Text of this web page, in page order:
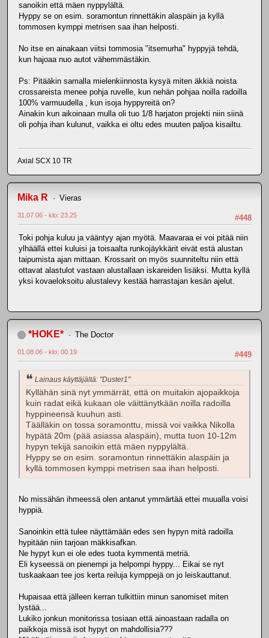
sanoikin että mäen nyppylältä.
Hyppy se on esim. soramontun rinnettäkin alaspäin ja kyllä
tommosen kymppi metrisen saa ihan helposti.
No itse en ainakaan viitsi tommosia "itsemurha" hyppyjä tehdä,
kun hajoaa nuo autot vähemmästäkin.
Ps: Pitääkin samalla mielenkiinnosta kysyä miten äkkiä noista
crossareista menee pohja ruvelle, kun nehän pohjaa noilla radoilla
100% varmuudella , kun isoja hyppyreitä on?
Ainakin kun aikoinaan mulla oli tuo 1/8 harjaton projekti niin siinä
oli pohja ihan kulunut, vaikka ei oltu edes muuten paljoa kisailtu.
Axial SCX 10 TR
Mika R Vieras
#448
31.07.06 - klo: 23.25
Toki pohja kuluu ja vääntyy ajan myötä. Maavaraa ei voi pitää niin
ylhäällä ettei kuluisi ja toisaalta runkojäykkärit eivät estä alustan
taipumista ajan mittaan. Krossarit on myös suunniteltu niin että
ottavat alastulot vastaan alustallaan iskareiden lisäksi. Mutta kyllä
yksi kovaeloksoitu alustalevy kestää harrastajan kesän ajelut.
*HOKE* The Doctor
#449
01.08.06 - klo: 00.19
Lainaus käyttäjältä: "Duster1"
Kyllähän sinä nyt ymmärrät, että on muitakin ajopaikkoja
kuin radat eikä kukaan ole väittänytkään noilla radoilla
hyppineensä kuuhun asti.
Täälläkin on tossa soramonttu, missä voi vaikka Nikolla
hypätä 20m (pää asiassa alaspäin), mutta tuon 10-12m
hypyn tekijä sanoikin että mäen nyppylältä.
Hyppy se on esim. soramontun rinnettäkin alaspäin ja
kyllä tommosen kymppi metrisen saa ihan helposti.
No missähän ihmeessä olen antanut ymmärtää ettei muualla voisi
hyppiä.
Sanoinkin että tulee näyttämään edes sen hypyn mitä radoilla
hypitään niin tarjoan mäkkisafkan.
Ne hypyt kun ei ole edes tuota kymmentä metriä.
Eli kyseessä on pienempi ja helpompi hyppy... Eikai se nyt
tuskaakaan tee jos kerta reiluja kymppejä on jo leiskauttanut.
Hupaisaa että jälleen kerran tulkittiin minun sanomiset miten
lystää...
Lukiko jonkun monitorissa tosiaan että ainoastaan radalla on
paikkoja missä isot hypyt on mahdollisia???